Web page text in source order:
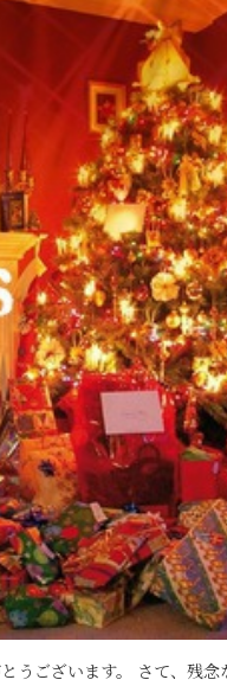
うございます。 さて、残